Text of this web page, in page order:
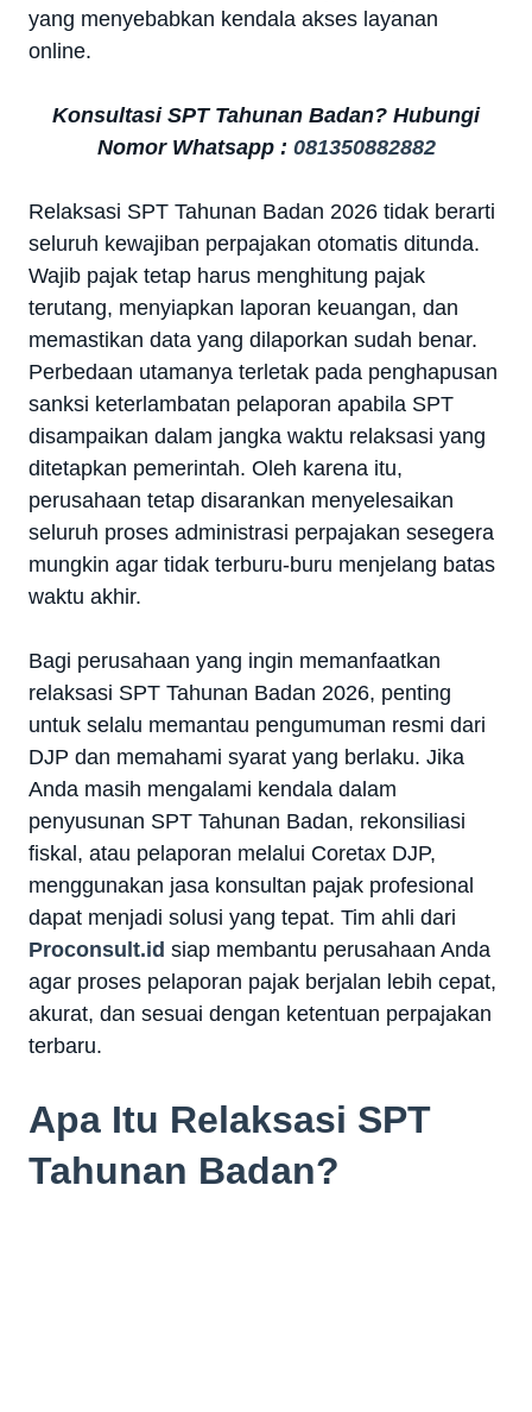
yang menyebabkan kendala akses layanan
online.
Konsultasi SPT Tahunan Badan? Hubungi
Nomor Whatsapp : 081350882882
Relaksasi SPT Tahunan Badan 2026 tidak berarti
seluruh kewajiban perpajakan otomatis ditunda.
Wajib pajak tetap harus menghitung pajak
terutang, menyiapkan laporan keuangan, dan
memastikan data yang dilaporkan sudah benar.
Perbedaan utamanya terletak pada penghapusan
sanksi keterlambatan pelaporan apabila SPT
disampaikan dalam jangka waktu relaksasi yang
ditetapkan pemerintah. Oleh karena itu,
perusahaan tetap disarankan menyelesaikan
seluruh proses administrasi perpajakan sesegera
mungkin agar tidak terburu-buru menjelang batas
waktu akhir.
Bagi perusahaan yang ingin memanfaatkan
relaksasi SPT Tahunan Badan 2026, penting
untuk selalu memantau pengumuman resmi dari
DJP dan memahami syarat yang berlaku. Jika
Anda masih mengalami kendala dalam
penyusunan SPT Tahunan Badan, rekonsiliasi
fiskal, atau pelaporan melalui Coretax DJP,
menggunakan jasa konsultan pajak profesional
dapat menjadi solusi yang tepat. Tim ahli dari
Proconsult.id siap membantu perusahaan Anda
agar proses pelaporan pajak berjalan lebih cepat,
akurat, dan sesuai dengan ketentuan perpajakan
terbaru.
Apa Itu Relaksasi SPT
Tahunan Badan?